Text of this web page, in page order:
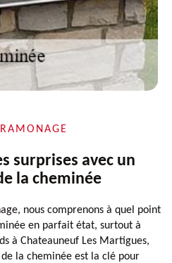
surprises avec un
la cheminée
nous comprenons à quel point
en parfait état, surtout à
à Chateauneuf Les Martigues,
la cheminée est la clé pour